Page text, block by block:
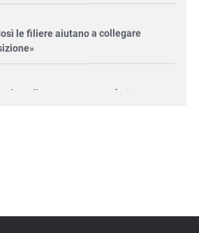
le filiere aiutano a collegare
di una governance forte»